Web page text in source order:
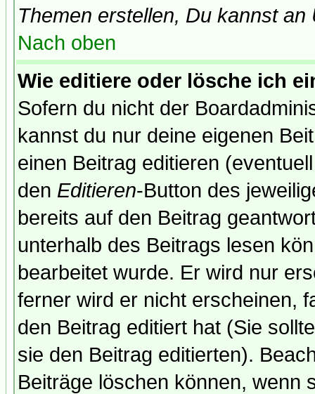
Themen erstellen, Du kannst
Nach oben
Wie editiere oder lösche ich
Sofern du nicht der
kannst du nur deine eigenen
einen Beitrag editieren
den Editieren-Button des
bereits auf den Beitrag
unterhalb des Beitrags lesen
bearbeitet wurde. Er wird nur
ferner wird er nicht erscheinen,
den Beitrag editiert hat (Sie
sie den Beitrag editierten).
Beiträge löschen können, wenn